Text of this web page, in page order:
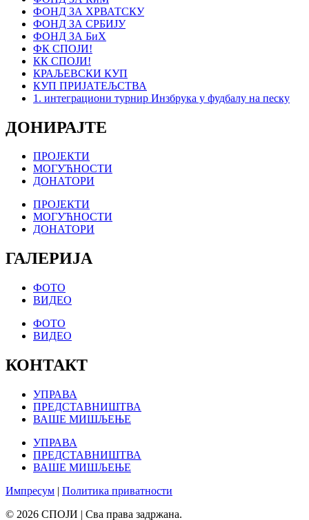
ФОНД ЗА ХРВАТСКУ
ФОНД ЗА СРБИЈУ
ФОНД ЗА БиХ
ФК СПОЈИ!
КК СПОЈИ!
КРАЉЕВСКИ КУП
КУП ПРИЈАТЕЉСТВА
1. интеграциони турнир Инзбрука у фудбалу на песку
ДОНИРАЈТЕ
ПРОЈЕКТИ
МОГУЋНОСТИ
ДОНАТОРИ
ПРОЈЕКТИ
МОГУЋНОСТИ
ДОНАТОРИ
ГАЛЕРИЈА
ФОТО
ВИДЕО
ФОТО
ВИДЕО
КОНТАКТ
УПРАВА
ПРЕДСТАВНИШТВА
ВАШЕ МИШЉЕЊЕ
УПРАВА
ПРЕДСТАВНИШТВА
ВАШЕ МИШЉЕЊЕ
Импресум | Политика приватности
© 2026 СПОЈИ | Сва права задржана.